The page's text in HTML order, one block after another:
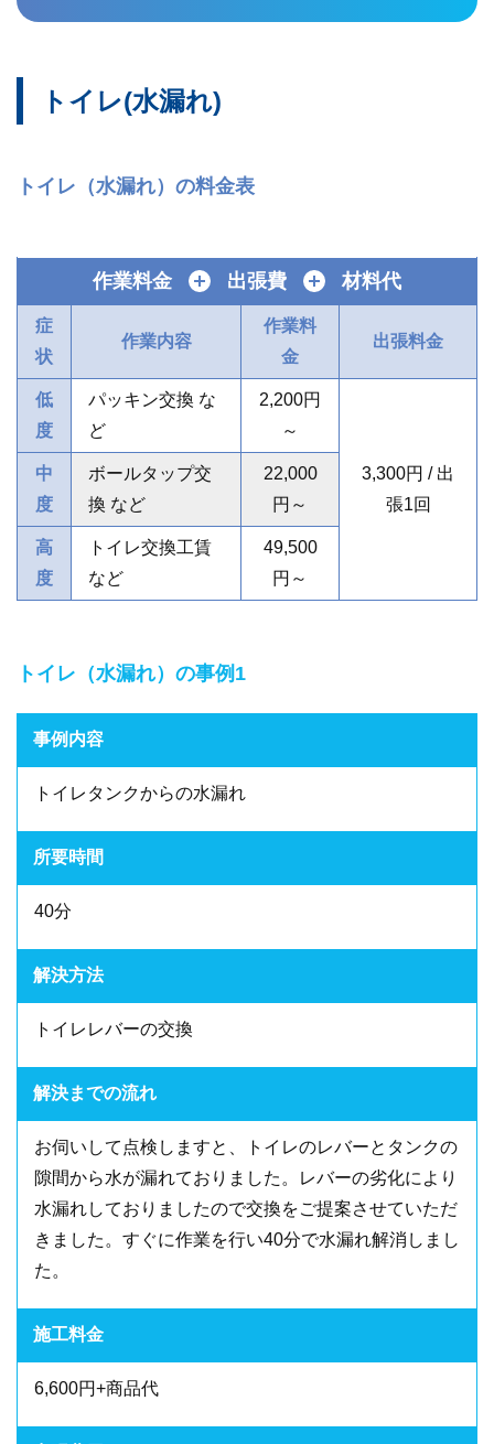
トイレ(水漏れ)
トイレ（水漏れ）の料金表
作業料金 ＋ 出張費 ＋ 材料代
症
状
作業内容
作業料
金
出張料金
低
度
パッキン交換 な
ど
2,200円
～
3,300円 / 出
張1回
中
度
ボールタップ交
換 など
22,000
円～
高
度
トイレ交換工賃
など
49,500
円～
トイレ（水漏れ）の事例1
事例内容
トイレタンクからの水漏れ
所要時間
40分
解決方法
トイレレバーの交換
解決までの流れ
お伺いして点検しますと、トイレのレバーとタンクの
隙間から水が漏れておりました。レバーの劣化により
水漏れしておりましたので交換をご提案させていただ
きました。すぐに作業を行い40分で水漏れ解消しまし
た。
施工料金
6,600円+商品代